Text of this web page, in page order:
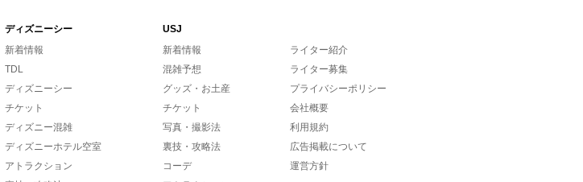
ディズニーシー
USJ
新着情報
TDL
ディズニーシー
チケット
ディズニー混雑
ディズニーホテル空室
アトラクション
新着情報
混雑予想
グッズ・お土産
チケット
写真・撮影法
裏技・攻略法
コーデ
ライター紹介
ライター募集
プライバシーポリシー
会社概要
利用規約
広告掲載について
運営方針